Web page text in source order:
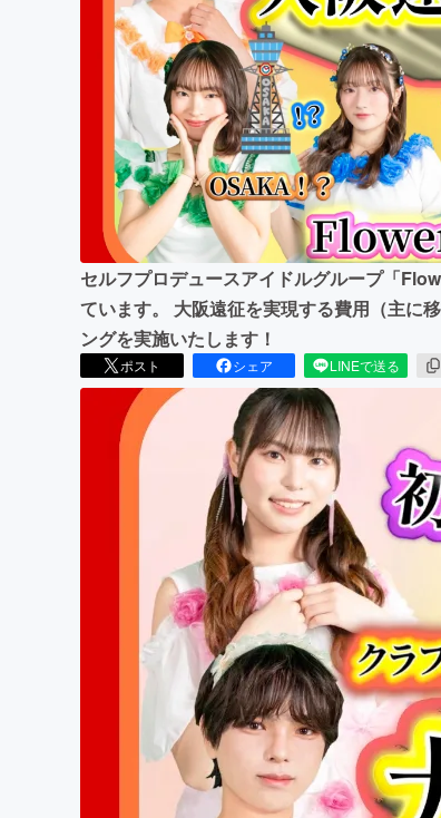
まちづくり・地域活性化
セルフプロデュースアイドルグループ「
ています。 大阪遠征を実現する費用（主に
ングを実施いたします！
ポスト シェア LINEで送る